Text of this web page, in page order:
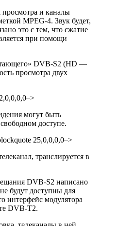
и каналы
MPEG-4. Звук будет,
это с тем, что сжатие
при помощи
DVB-S2 (HD —
просмотра двух
могут быть
доступе.
25,0,0,0,0–>
транслируется в
DVB-S2 написано
будут доступны для
интерфейс модулятора
DVB-T2.